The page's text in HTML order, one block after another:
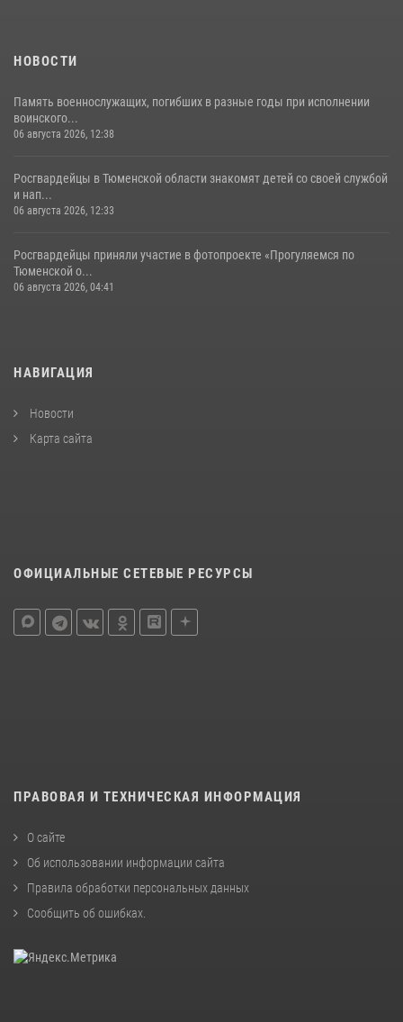
НОВОСТИ
Память военнослужащих, погибших в разные годы при исполнении
воинского...
06 августа 2026, 12:38
Росгвардейцы в Тюменской области знакомят детей со своей службой
и нап...
06 августа 2026, 12:33
Росгвардейцы приняли участие в фотопроекте «Прогуляемся по
Тюменской о...
06 августа 2026, 04:41
НАВИГАЦИЯ
Новости
Карта сайта
ОФИЦИАЛЬНЫЕ СЕТЕВЫЕ РЕСУРСЫ
ПРАВОВАЯ И ТЕХНИЧЕСКАЯ ИНФОРМАЦИЯ
О сайте
Об использовании информации сайта
Правила обработки персональных данных
Сообщить об ошибках